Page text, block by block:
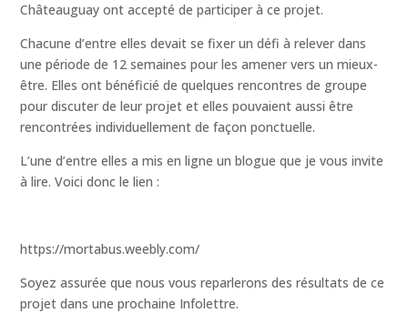
Châteauguay ont accepté de participer à ce projet.
Chacune d’entre elles devait se fixer un défi à relever dans
une période de 12 semaines pour les amener vers un mieux-
être. Elles ont bénéficié de quelques rencontres de groupe
pour discuter de leur projet et elles pouvaient aussi être
rencontrées individuellement de façon ponctuelle.
L’une d’entre elles a mis en ligne un blogue que je vous invite
à lire. Voici donc le lien :
https://mortabus.weebly.com/
Soyez assurée que nous vous reparlerons des résultats de ce
projet dans une prochaine Infolettre.